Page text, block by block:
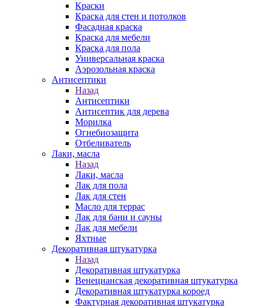
Краски
Краска для стен и потолков
Фасадная краска
Краска для мебели
Краска для пола
Универсальная краска
Аэрозольная краска
Антисептики
Назад
Антисептики
Антисептик для дерева
Морилка
Огнебиозащита
Отбеливатель
Лаки, масла
Назад
Лаки, масла
Лак для пола
Лак для стен
Масло для террас
Лак для бани и сауны
Лак для мебели
Яхтные
Декоративная штукатурка
Назад
Декоративная штукатурка
Венецианская декоративная штукатурка
Декоративная штукатурка короед
Фактурная декоративная штукатурка